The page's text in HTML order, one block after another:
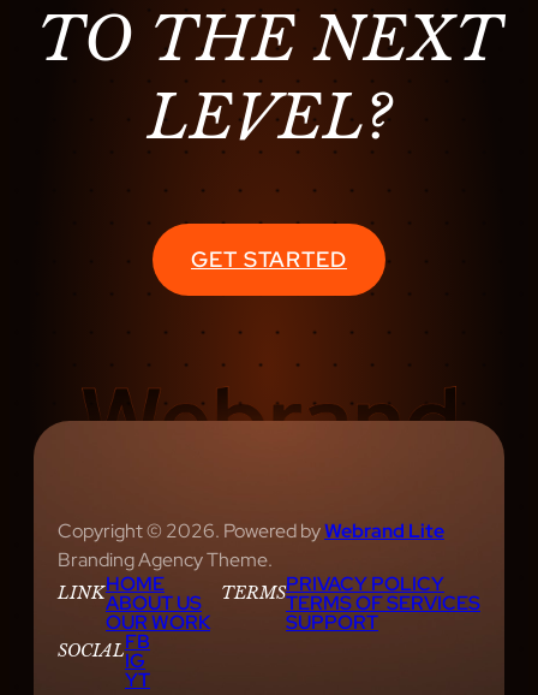
TO THE NEXT
LEVEL?
GET STARTED
Copyright © 2026. Powered byWebrand Lite
Branding Agency Theme.
LINKHOME
ABOUT US
OUR WORK
TERMSPRIVACY POLICY
TERMS OF SERVICES
SUPPORT
SOCIALFB
IG
YT